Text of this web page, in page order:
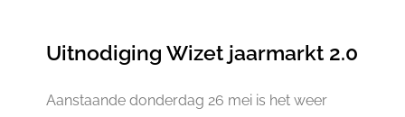
Uitnodiging Wizet jaarmarkt 2.0
Aanstaande donderdag 26 mei is het weer